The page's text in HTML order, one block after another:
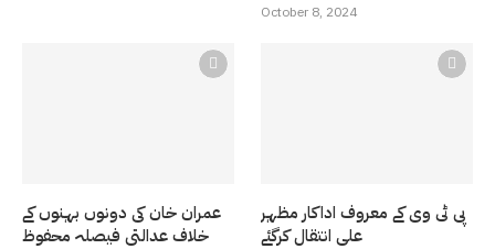
October 8, 2024
عمران خان کی دونوں بہنوں کے
خلاف عدالتی فیصلہ محفوظ
پی ٹی وی کے معروف اداکار مظہر
علی انتقال کرگئے